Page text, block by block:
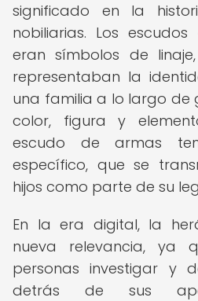
significado en la
nobiliarias. Los
eran símbolos de
representaban la
una familia a lo largo de
color, figura y
escudo de armas
específico, que se
hijos como parte de su
En la era digital, la
nueva relevancia, ya
personas investigar y
detrás de sus